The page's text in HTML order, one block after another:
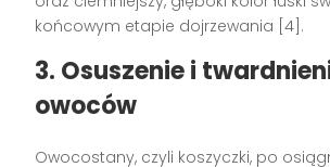
końcowym etapie dojrzewania [4].
3. Osuszenie i
owoców
Owocostany, czyli koszyczki, po